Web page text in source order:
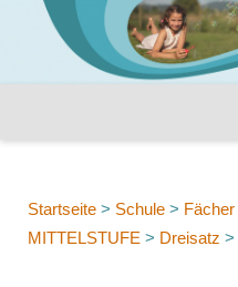
Startseite > Schule > Fächer
MITTELSTUFE > Dreisatz >